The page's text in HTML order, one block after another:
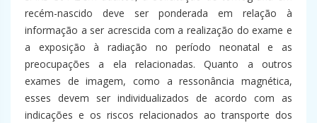
recém-nascido deve ser ponderada em relação à
informação a ser acrescida com a realização do exame e
a exposição à radiação no período neonatal e as
preocupações a ela relacionadas. Quanto a outros
exames de imagem, como a ressonância magnética,
esses devem ser individualizados de acordo com as
indicações e os riscos relacionados ao transporte dos